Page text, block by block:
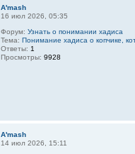
A'mash
16 июл 2026, 05:35
Форум:Узнать о понимании хадиса
Тема:Понимание хадиса о копчике,
Ответы: 1
Просмотры:9928
A'mash
14 июл 2026, 15:11